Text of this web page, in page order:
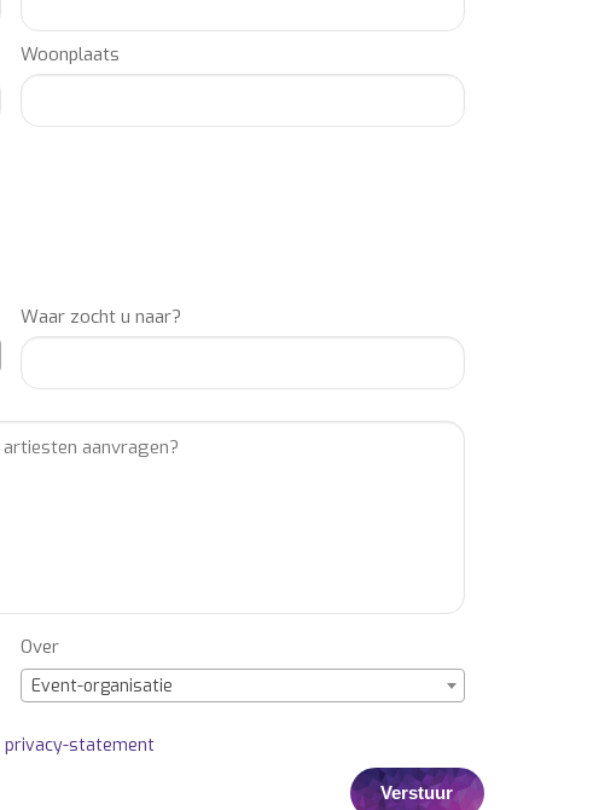
Woonplaats
Waar zocht u naar?
Over
Event-organisatie
privacy-statement